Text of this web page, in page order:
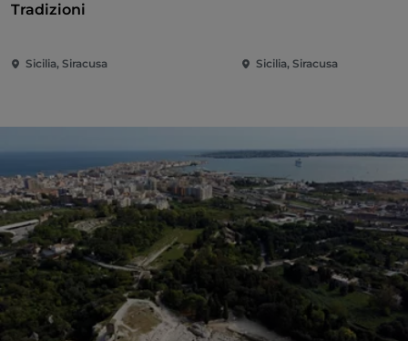
Tradizioni
Sicilia, Siracusa Sicilia, Siracusa